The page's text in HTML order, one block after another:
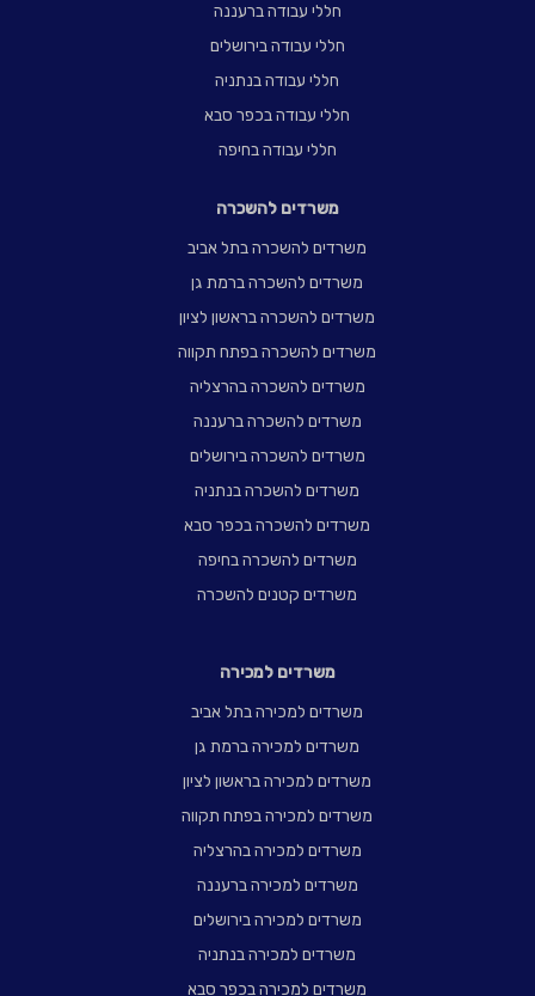
חללי עבודה ברעננה
חללי עבודה בירושלים
חללי עבודה בנתניה
חללי עבודה בכפר סבא
חללי עבודה בחיפה
משרדים להשכרה
משרדים להשכרה בתל אביב
משרדים להשכרה ברמת גן
משרדים להשכרה בראשון לציון
משרדים להשכרה בפתח תקווה
משרדים להשכרה בהרצליה
משרדים להשכרה ברעננה
משרדים להשכרה בירושלים
משרדים להשכרה בנתניה
משרדים להשכרה בכפר סבא
משרדים להשכרה בחיפה
משרדים קטנים להשכרה
משרדים למכירה
משרדים למכירה בתל אביב
משרדים למכירה ברמת גן
משרדים למכירה בראשון לציון
משרדים למכירה בפתח תקווה
משרדים למכירה בהרצליה
משרדים למכירה ברעננה
משרדים למכירה בירושלים
משרדים למכירה בנתניה
משרדים למכירה בכפר סבא